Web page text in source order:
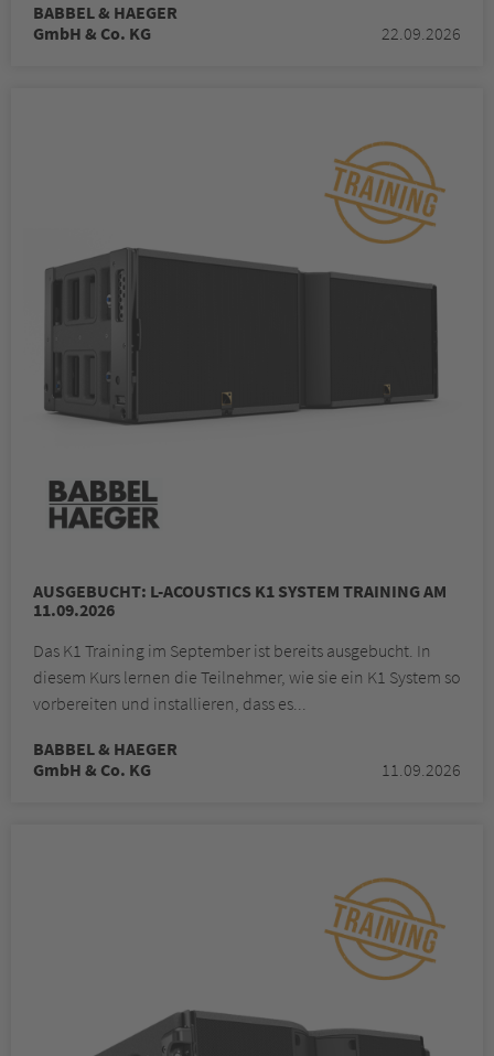
BABBEL & HAEGER
GmbH & Co. KG
22.09.2026
AUSGEBUCHT: L-ACOUSTICS K1 SYSTEM TRAINING AM
11.09.2026
Das K1 Training im September ist bereits ausgebucht. In
diesem Kurs lernen die Teilnehmer, wie sie ein K1 System so
vorbereiten und installieren, dass es...
BABBEL & HAEGER
GmbH & Co. KG
11.09.2026